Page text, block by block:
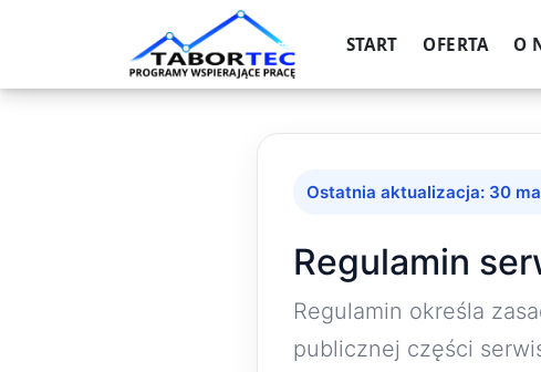
START OFERTA O
Ostatnia aktualizacja: 30
Regulamin
Regulamin określa
publicznej części